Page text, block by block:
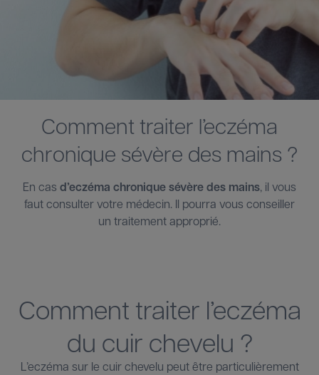
Comment traiter l’eczéma
chronique sévère des mains ?
En cas d’eczéma chronique sévère des mains, il vous
faut consulter votre médecin. Il pourra vous conseiller
un traitement approprié.
Comment traiter l’eczéma
du cuir chevelu ?
L’eczéma sur le cuir chevelu peut être particulièrement